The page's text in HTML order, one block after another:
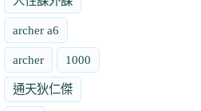
archer a6
archer 1000
通天狄仁傑